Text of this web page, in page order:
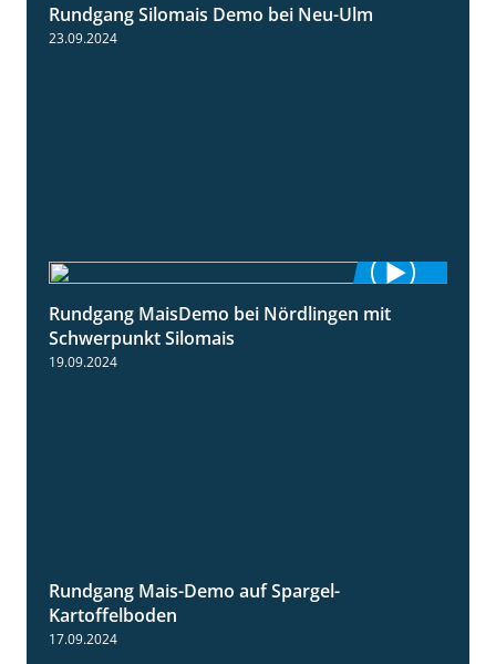
Rundgang Silomais Demo bei Neu-Ulm
23.09.2024
10:51
Rundgang MaisDemo bei Nördlingen mit
Schwerpunkt Silomais
19.09.2024
Rundgang Mais-Demo auf Spargel-
Kartoffelboden
17.09.2024